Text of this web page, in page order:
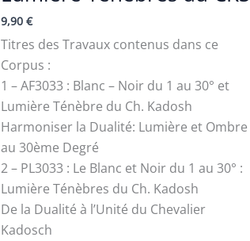
9,90€
Titres des Travaux contenus dans ce
Corpus :
1 – AF3033 : Blanc – Noir du 1 au 30° et
Lumière Ténèbre du Ch. Kadosh
Harmoniser la Dualité: Lumière et Ombre
au 30ème Degré
2 – PL3033 : Le Blanc et Noir du 1 au 30° :
Lumière Ténèbres du Ch. Kadosh
De la Dualité à l’Unité du Chevalier
Kadosch